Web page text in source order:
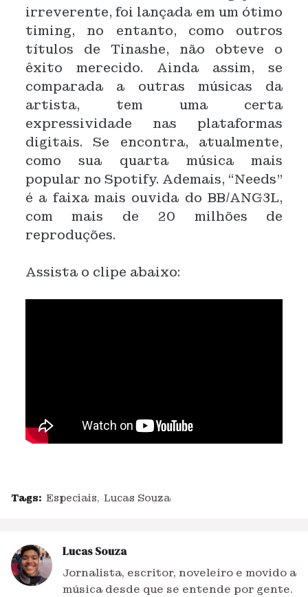
irreverente, foi lançada em um ótimo
timing, no entanto, como outros
títulos de Tinashe, não obteve o
êxito merecido. Ainda assim, se
comparada a outras músicas da
artista, tem uma certa
expressividade nas plataformas
digitais. Se encontra, atualmente,
como sua quarta música mais
popular no Spotify. Ademais, “Needs”
é a faixa mais ouvida do BB/ANG3L,
com mais de 20 milhões de
reproduções.
Assista o clipe abaixo:
Tags: Especiais Lucas Souza
Lucas Souza
Jornalista, escritor, noveleiro e movido a
música desde que se entende por gente.